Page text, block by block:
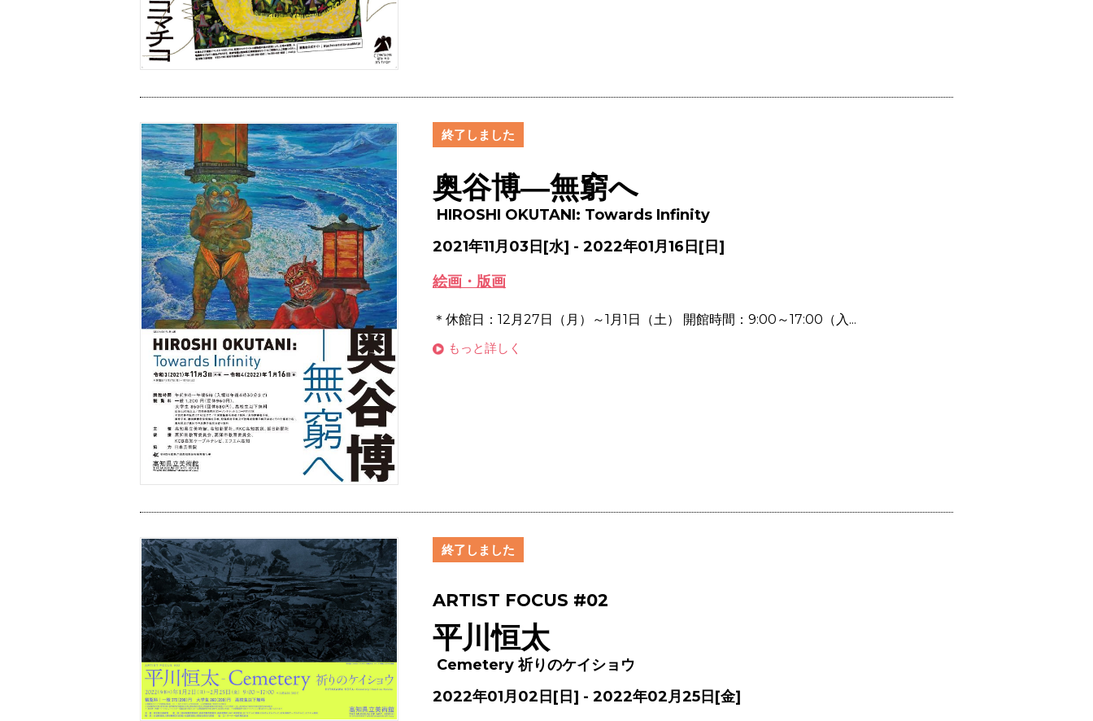
終了しました
奥谷博―無窮へ
HIROSHI OKUTANI: Towards Infinity
2021年11月03日[水] - 2022年01月16日[日]
絵画・版画
＊休館日：12月27日（月）～1月1日（土） 開館時間：9:00～17:00（入...
もっと詳しく
終了しました
ARTIST FOCUS #02
平川恒太
Cemetery 祈りのケイショウ
2022年01月02日[日] - 2022年02月25日[金]